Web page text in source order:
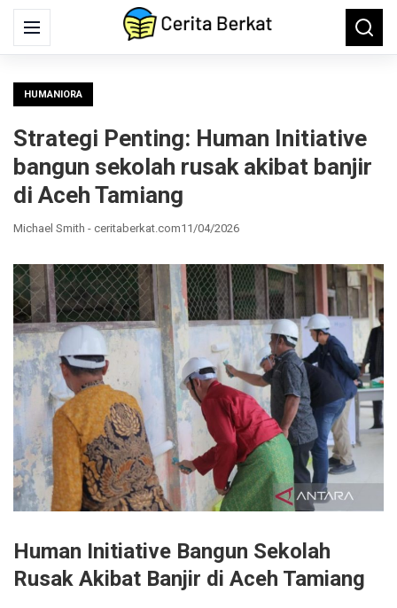
Menu
Search
for:
HUMANIORA
Strategi Penting: Human Initiative
bangun sekolah rusak akibat banjir
di Aceh Tamiang
Michael Smith - ceritaberkat.com11/04/2026
Human Initiative Bangun Sekolah
Rusak Akibat Banjir di Aceh Tamiang